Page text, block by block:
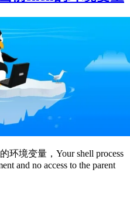
环境变量，Your shell process
and no access to the parent